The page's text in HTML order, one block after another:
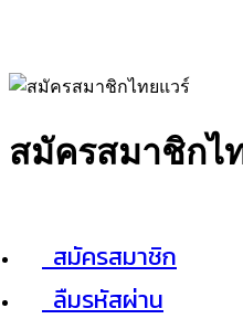
สมัครสมาชิกไ
สมัครสมาชิก
ลืมรหัสผ่าน